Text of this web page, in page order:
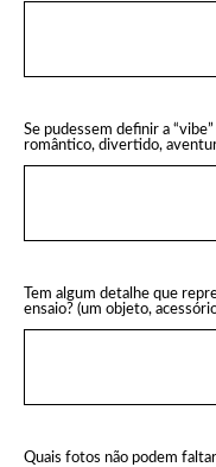
Se pudessem definir a
romântico, divertido,
Tem algum detalhe que
ensaio? (um objeto,
Quais fotos não podem